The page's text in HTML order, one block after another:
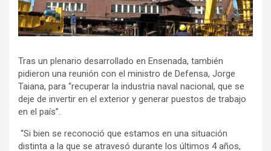
Tras un plenario desarrollado en Ensenada, también
pidieron una reunión con el ministro de Defensa, Jorge
Taiana, para “recuperar la industria naval nacional, que se
deje de invertir en el exterior y generar puestos de trabajo
en el país”.
“Si bien se reconoció que estamos en una situación
distinta a la que se atravesó durante los últimos 4 años,